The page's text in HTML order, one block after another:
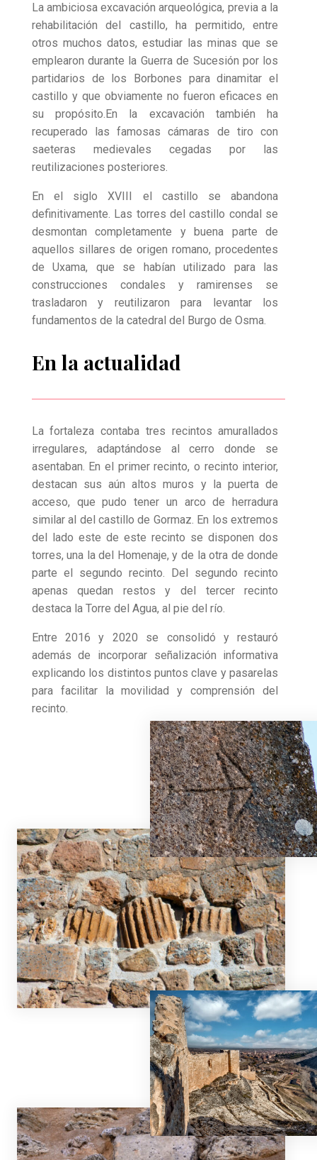
La ambiciosa excavación arqueológica, previa a la
rehabilitación del castillo, ha permitido, entre
otros muchos datos, estudiar las minas que se
emplearon durante la Guerra de Sucesión por los
partidarios de los Borbones para dinamitar el
castillo y que obviamente no fueron eficaces en
su propósito.En la excavación también ha
recuperado las famosas cámaras de tiro con
saeteras medievales cegadas por las
reutilizaciones posteriores.
En el siglo XVIII el castillo se abandona
definitivamente. Las torres del castillo condal se
desmontan completamente y buena parte de
aquellos sillares de origen romano, procedentes
de Uxama, que se habían utilizado para las
construcciones condales y ramirenses se
trasladaron y reutilizaron para levantar los
fundamentos de la catedral del Burgo de Osma.
En la actualidad
La fortaleza contaba tres recintos amurallados
irregulares, adaptándose al cerro donde se
asentaban. En el primer recinto, o recinto interior,
destacan sus aún altos muros y la puerta de
acceso, que pudo tener un arco de herradura
similar al del castillo de Gormaz. En los extremos
del lado este de este recinto se disponen dos
torres, una la del Homenaje, y de la otra de donde
parte el segundo recinto. Del segundo recinto
apenas quedan restos y del tercer recinto
destaca la Torre del Agua, al pie del río.
Entre 2016 y 2020 se consolidó y restauró
además de incorporar señalización informativa
explicando los distintos puntos clave y pasarelas
para facilitar la movilidad y comprensión del
recinto.